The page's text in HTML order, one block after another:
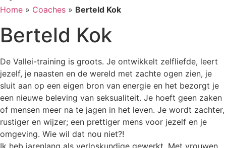
Home » Coaches » Berteld Kok
Berteld Kok
De Vallei-training is groots. Je ontwikkelt zelfliefde, leert
jezelf, je naasten en de wereld met zachte ogen zien, je
sluit aan op een eigen bron van energie en het bezorgt je
een nieuwe beleving van seksualiteit. Je hoeft geen zaken
of mensen meer na te jagen in het leven. Je wordt zachter,
rustiger en wijzer; een prettiger mens voor jezelf en je
omgeving. Wie wil dat nou niet?!
Ik heb jarenlang als verloskundige gewerkt. Met vrouwen